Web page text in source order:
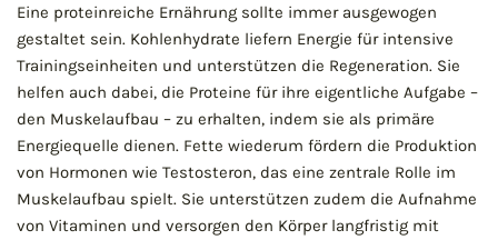
Eine proteinreiche Ernährung sollte immer ausgewogen
gestaltet sein. Kohlenhydrate liefern Energie für intensive
Trainingseinheiten und unterstützen die Regeneration. Sie
helfen auch dabei, die Proteine für ihre eigentliche Aufgabe –
den Muskelaufbau – zu erhalten, indem sie als primäre
Energiequelle dienen. Fette wiederum fördern die Produktion
von Hormonen wie Testosteron, das eine zentrale Rolle im
Muskelaufbau spielt. Sie unterstützen zudem die Aufnahme
von Vitaminen und versorgen den Körper langfristig mit